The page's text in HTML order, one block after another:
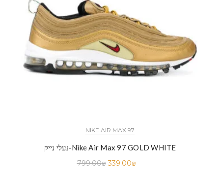
NIKE AIR MAX 97
נעלי נייק-Nike Air Max 97 GOLD WHITE
799.00₪ 339.00₪